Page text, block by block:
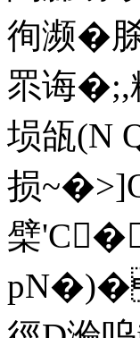
徇濒�
眔诲�;,
埙瓵
损
檗
pN�)�